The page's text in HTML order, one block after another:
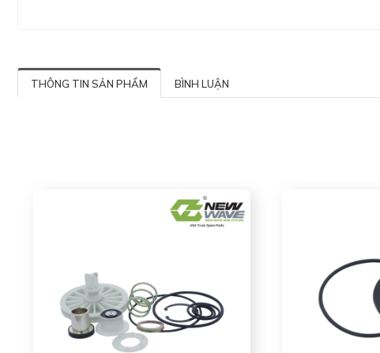
THÔNG TIN SẢN PHẨM BÌNH LUẬN